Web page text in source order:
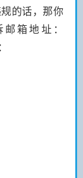
的话，那你
箱地址：